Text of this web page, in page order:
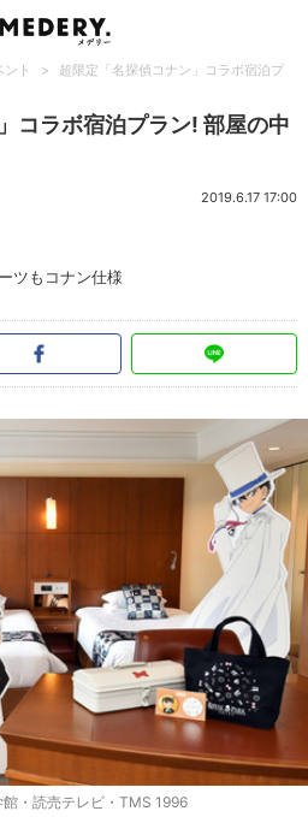
ント >
超限定「名探偵コナン」コラボ宿泊プ
コラボ宿泊プラン! 部屋の中
2019.6.17 17:00
ツもコナン仕様
・読売テレビ・TMS 1996